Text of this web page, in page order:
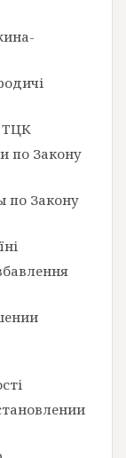
ТЦК
по Закону
по Закону